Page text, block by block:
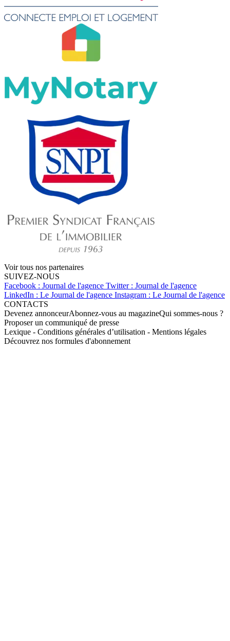
Voir tous nos partenaires
SUIVEZ-NOUS
Facebook : Journal de l'agence Twitter : Journal de l'agence
LinkedIn : Le Journal de l'agence Instagram : Le Journal de l'agence
CONTACTS
Devenez annonceurAbonnez-vous au magazineQui sommes-nous ?
Proposer un communiqué de presse
Lexique - Conditions générales d’utilisation - Mentions légales
Découvrez nos formules d'abonnement